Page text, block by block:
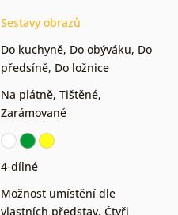
Sestavy obrazů
Do kuchyně, Do obýváku, Do
předsíně, Do ložnice
Na plátně, Tištěné,
Zarámované
4-dílné
Možnost umístění dle
vlastních představ, Čtyři